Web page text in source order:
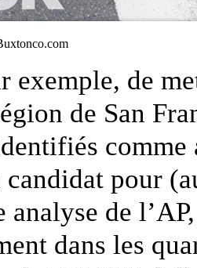
exemple, de
de San
candidat pour
analyse de
dans les